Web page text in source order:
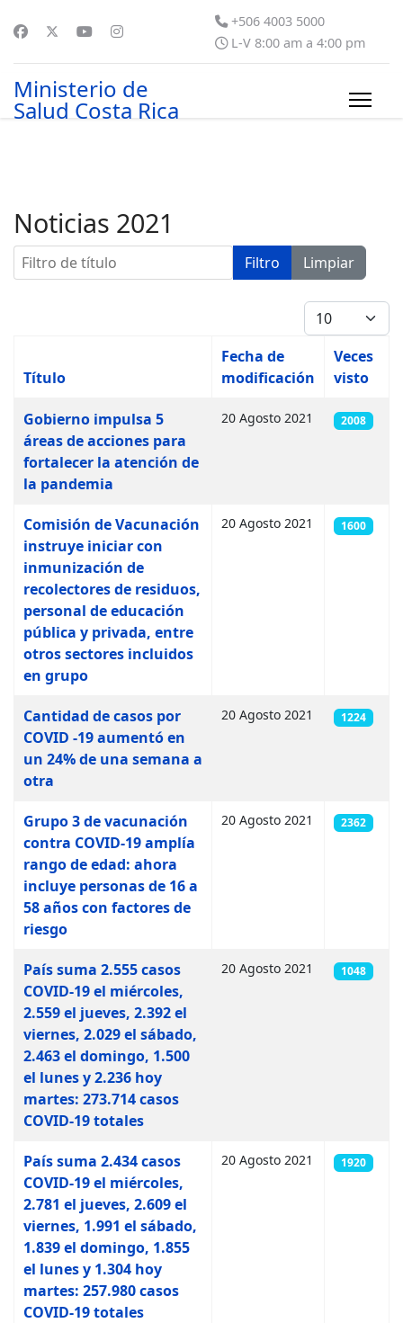
+506 4003 5000
L-V 8:00 am a 4:00 pm
Ministerio de
Salud Costa Rica
Noticias 2021
Filtro de título Filtro Limpiar
Cantidad
Título
Fecha de
modificación
Veces
visto
Gobierno impulsa 5
áreas de acciones para
fortalecer la atención de
la pandemia
20 Agosto 2021 2008
Comisión de Vacunación
instruye iniciar con
inmunización de
recolectores de residuos,
personal de educación
pública y privada, entre
otros sectores incluidos
en grupo
20 Agosto 2021 1600
Cantidad de casos por
COVID -19 aumentó en
un 24% de una semana a
otra
20 Agosto 2021 1224
Grupo 3 de vacunación
contra COVID-19 amplía
rango de edad: ahora
incluye personas de 16 a
58 años con factores de
riesgo
20 Agosto 2021 2362
País suma 2.555 casos
COVID-19 el miércoles,
2.559 el jueves, 2.392 el
viernes, 2.029 el sábado,
2.463 el domingo, 1.500
el lunes y 2.236 hoy
martes: 273.714 casos
COVID-19 totales
20 Agosto 2021 1048
País suma 2.434 casos
COVID-19 el miércoles,
2.781 el jueves, 2.609 el
viernes, 1.991 el sábado,
1.839 el domingo, 1.855
el lunes y 1.304 hoy
martes: 257.980 casos
COVID-19 totales
20 Agosto 2021 1920